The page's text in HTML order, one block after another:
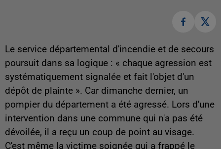
Le service départemental d'incendie et de secours
poursuit dans sa logique : « chaque agression est
systématiquement signalée et fait l'objet d'un
dépôt de plainte ». Car dimanche dernier, un
pompier du département a été agressé. Lors d'une
intervention dans une commune qui n'a pas été
dévoilée, il a reçu un coup de point au visage.
C'est même la victime soignée qui a frappé le